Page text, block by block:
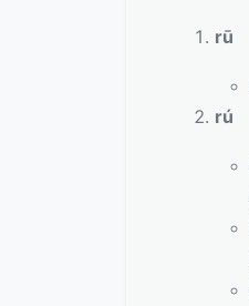
rū
rú